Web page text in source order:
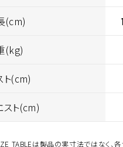
(cm)
(kg)
ト(cm)
スト(cm)
TABLEは製品の実寸法ではなく、